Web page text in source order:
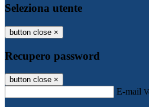
Seleziona utente
button close ×
Recupero password
button close ×
E-mail